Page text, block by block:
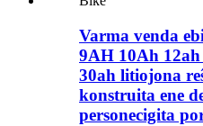
Varma venda
9AH 10Ah
30ah litiojona
konstruita ene
personecigita